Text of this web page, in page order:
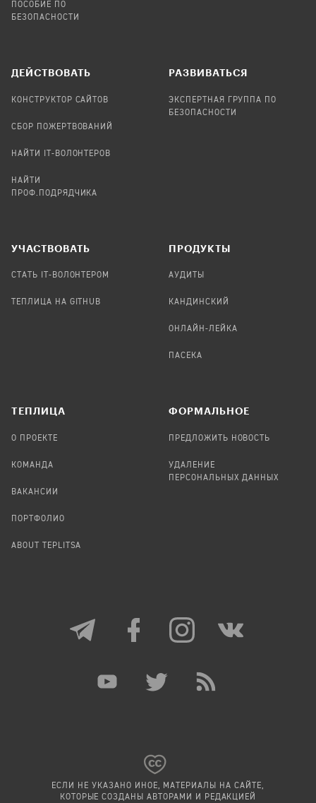
ПОСОБИЕ ПО
БЕЗОПАСНОСТИ
ДЕЙСТВОВАТЬ
КОНСТРУКТОР САЙТОВ
СБОР ПОЖЕРТВОВАНИЙ
НАЙТИ IT-ВОЛОНТЕРОВ
НАЙТИ
ПРОФ.ПОДРЯДЧИКА
РАЗВИВАТЬСЯ
ЭКСПЕРТНАЯ ГРУППА ПО
БЕЗОПАСНОСТИ
УЧАСТВОВАТЬ
СТАТЬ IT-ВОЛОНТЕРОМ
ТЕПЛИЦА НА GITHUB
ПРОДУКТЫ
АУДИТЫ
КАНДИНСКИЙ
ОНЛАЙН-ЛЕЙКА
ПАСЕКА
TЕПЛИЦА
О ПРОЕКТЕ
КОМАНДА
ВАКАНСИИ
ПОРТФОЛИО
ABOUT TEPLITSA
ФОРМАЛЬНОЕ
ПРЕДЛОЖИТЬ НОВОСТЬ
УДАЛЕНИЕ
ПЕРСОНАЛЬНЫХ ДАННЫХ
ЕСЛИ НЕ УКАЗАНО ИНОЕ, МАТЕРИАЛЫ НА САЙТЕ,
КОТОРЫЕ СОЗДАНЫ АВТОРАМИ И РЕДАКЦИЕЙ